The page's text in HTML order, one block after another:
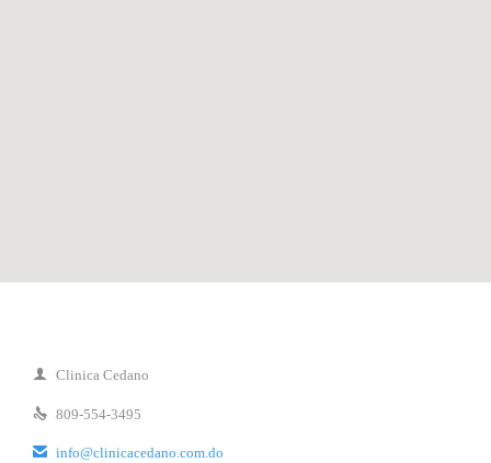
 Clinica Cedano
 809-554-3495
 info@clinicacedano.com.do